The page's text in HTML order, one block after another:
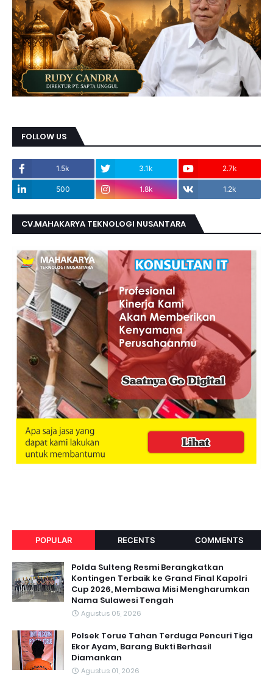
FOLLOW US
1.5k 3.1k 2.7k
500 1.8k 1.2k
CV.MAHAKARYA TEKNOLOGI NUSANTARA
POPULAR RECENTS COMMENTS
Polda Sulteng Resmi Berangkatkan
Kontingen Terbaik ke Grand Final Kapolri
Cup 2026, Membawa Misi Mengharumkan
Nama Sulawesi Tengah
Agustus 05, 2026
Polsek Torue Tahan Terduga Pencuri Tiga
Ekor Ayam, Barang Bukti Berhasil
Diamankan
Agustus 01, 2026